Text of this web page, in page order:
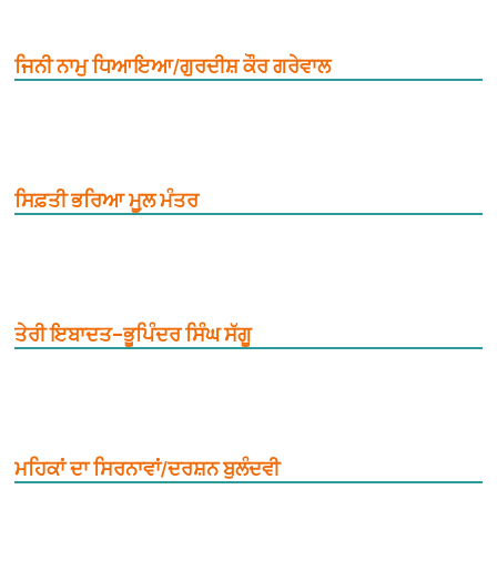
ਜਿਨੀ ਨਾਮੁ ਧਿਆਇਆ/ਗੁਰਦੀਸ਼ ਕੌਰ ਗਰੇਵਾਲ
ਸਿਫ਼ਤੀ ਭਰਿਆ ਮੂ਼ਲ ਮੰਤਰ
ਤੇਰੀ ਇਬਾਦਤ–ਭੂਪਿੰਦਰ ਸਿੰਘ ਸੱਗੂ
ਮਹਿਕਾਂ ਦਾ ਸਿਰਨਾਵਾਂ/ਦਰਸ਼ਨ ਬੁਲੰਦਵੀ